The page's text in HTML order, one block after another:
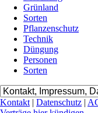
Grünland
Sorten
Pflanzenschutz
Technik
Düngung
Personen
Sorten
Kontakt | Datenschutz |